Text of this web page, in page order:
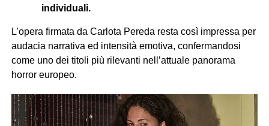
individuali.
L’opera firmata da Carlota Pereda resta così impressa per
audacia narrativa ed intensità emotiva, confermandosi
come uno dei titoli più rilevanti nell’attuale panorama
horror europeo.